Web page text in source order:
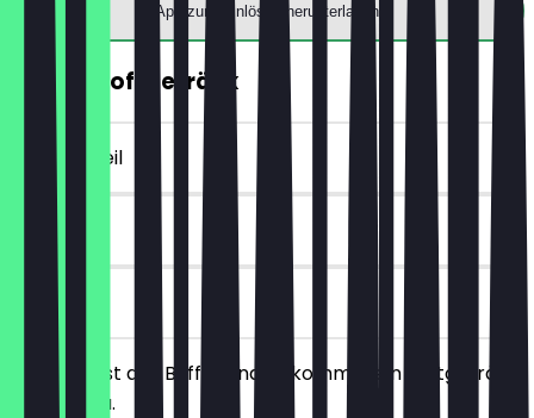
App zum Einlösen herunterladen
GRATIS Softgetränk
~4 € Vorteil
30 Tage
vor Ort
Du bestellst das Buffet und bekommst ein Softgetränk
gratis dazu.